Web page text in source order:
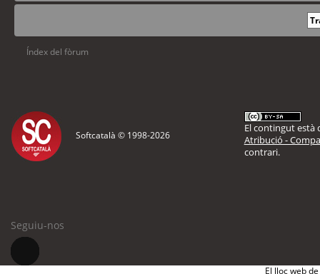
Índex del fòrum
Softcatalà © 1998-2026
El contingut està
Atribució -
contrari.
Seguiu-nos
El lloc web